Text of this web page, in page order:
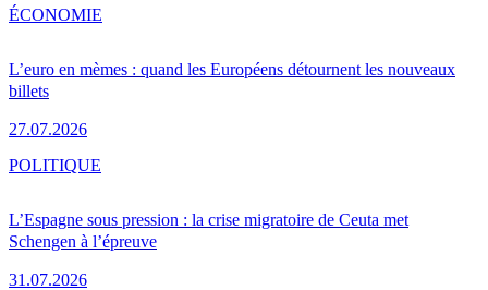
L’euro en mèmes : quand les Européens détournent les nouveaux
billets
27.07.2026
ÉCONOMIE
L’Espagne sous pression : la crise migratoire de Ceuta met
Schengen à l’épreuve
31.07.2026
POLITIQUE